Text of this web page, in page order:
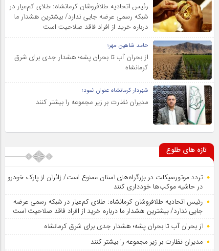
رئیس اتحادیه طلافروشان کرمانشاه: طلای کم‌عیار در
شبکه رسمی عرضه جایی ندارد/ بیشترین هشدار ما
درباره خرید از افراد فاقد صلاحیت است
حامد شاهین مهر؛
از بحران آب تا بحران پشه؛ هشدار جدی برای شرق
کرمانشاه
شهردار کرمانشاه عنوان نمود؛
مدیران نظارت بر زیر مجموعه را بیشتر کنند
تازه های طلوع
تردد موتورسیکلت در بزرگراه‌های استان ممنوع است/ زائران از پارک خودرو
در حاشیه موکب‌ها خودداری کنند
رئیس اتحادیه طلافروشان کرمانشاه: طلای کم‌عیار در شبکه رسمی عرضه
جایی ندارد/ بیشترین هشدار ما درباره خرید از افراد فاقد صلاحیت است
از بحران آب تا بحران پشه؛ هشدار جدی برای شرق کرمانشاه
مدیران نظارت بر زیر مجموعه را بیشتر کنند